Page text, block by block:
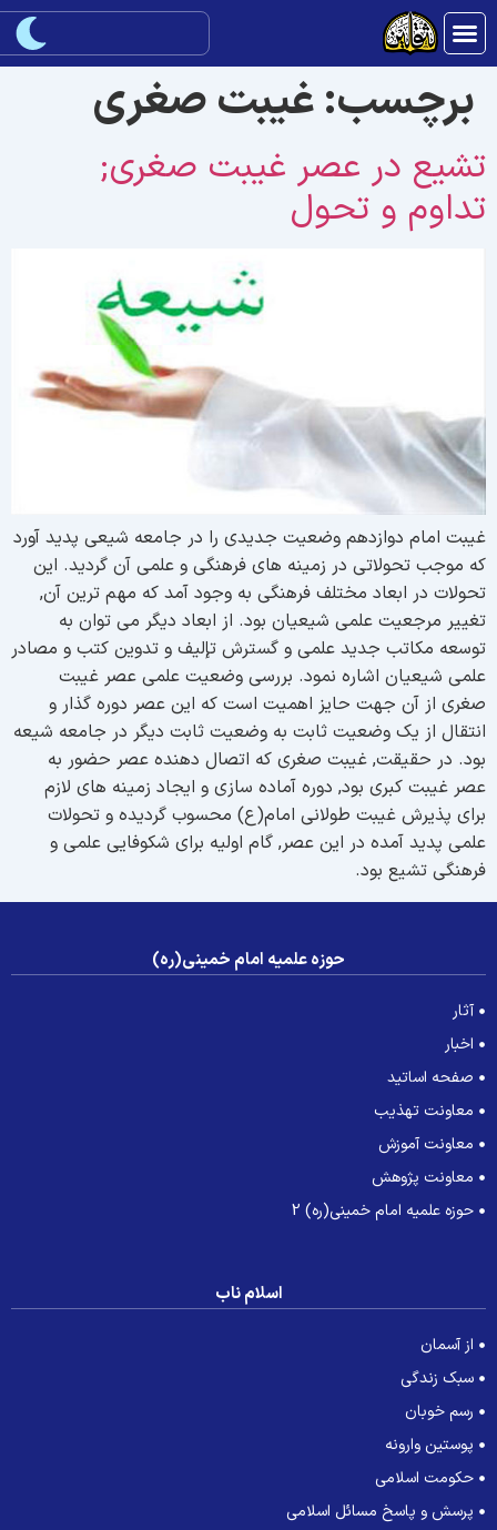
برچسب:غیبت صغرى
در عصر غیبت صغرى;
و تحول
امام دوازدهم وضعیت جدیدى را در جامعه شیعى پدید آورد
موجب تحولاتى در زمینه هاى فرهنگى و علمى آن گردید. این
در ابعاد مختلف فرهنگى به وجود آمد که مهم ترین آن,
مرجعیت علمى شیعیان بود. از ابعاد دیگر مى توان به
مکاتب جدید علمى و گسترش تإلیف و تدوین کتب و مصادر
شیعیان اشاره نمود. بررسى وضعیت علمى عصر غیبت
از آن جهت حایز اهمیت است که این عصر دوره گذار و
از یک وضعیت ثابت به وضعیت ثابت دیگر در جامعه شیعه
در حقیقت, غیبت صغرى که اتصال دهنده عصر حضور به
غیبت کبرى بود, دوره آماده سازى و ایجاد زمینه هاى لازم
پذیرش غیبت طولانى امام(ع) محسوب گردیده و تحولات
پدید آمده در این عصر, گام اولیه براى شکوفایى علمى و
تشیع بود.
حوزه علمیه امام خمینی(ره)
آثار
اخبار
صفحه اساتید
معاونت تهذیب
معاونت آموزش
معاونت پژوهش
حوزه علمیه امام خمینی(ره) 2
اسلام ناب
از آسمان
سبک زندگی
رسم خوبان
پوستین وارونه
حکومت اسلامی
پرسش و پاسخ مسائل اسلامی